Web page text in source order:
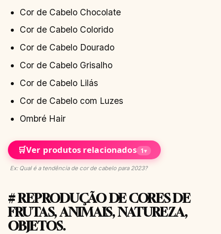
Cor de Cabelo Chocolate
Cor de Cabelo Colorido
Cor de Cabelo Dourado
Cor de Cabelo Grisalho
Cor de Cabelo Lilás
Cor de Cabelo com Luzes
Ombré Hair
🛒Ver produtos relacionados 1▾
Ex: Qual é a tendência de cor de cabelo para 2023?
# REPRODUÇÃO DE CORES DE
FRUTAS, ANIMAIS, NATUREZA,
OBJETOS.